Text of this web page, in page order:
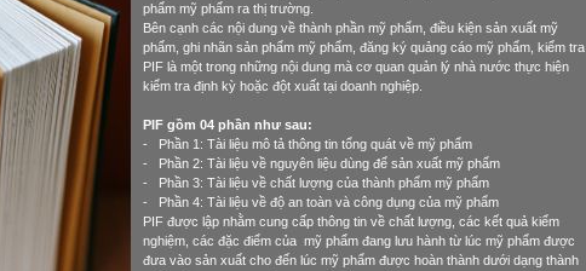
phẩm mỹ phẩm ra thị trường.
Bên cạnh các nội dung về thành phần mỹ phẩm, điều kiện sản xuất mỹ
phẩm, ghi nhãn sản phẩm mỹ phẩm, đăng ký quảng cáo mỹ phẩm, kiểm tra
PIF là một trong những nội dung mà cơ quan quản lý nhà nước thực hiện
kiểm tra định kỳ hoặc đột xuất tại doanh nghiệp.
PIF gồm 04 phần như sau:
- Phần 1: Tài liệu mô tả thông tin tổng quát về mỹ phẩm
- Phần 2: Tài liệu về nguyên liệu dùng để sản xuất mỹ phẩm
- Phần 3: Tài liệu về chất lượng của thành phẩm mỹ phẩm
- Phần 4: Tài liệu về độ an toàn và công dụng của mỹ phẩm
PIF được lập nhằm cung cấp thông tin về chất lượng, các kết quả kiểm
nghiệm, các đặc điểm của mỹ phẩm đang lưu hành từ lúc mỹ phẩm được
đưa vào sản xuất cho đến lúc mỹ phẩm được hoàn thành dưới dạng thành